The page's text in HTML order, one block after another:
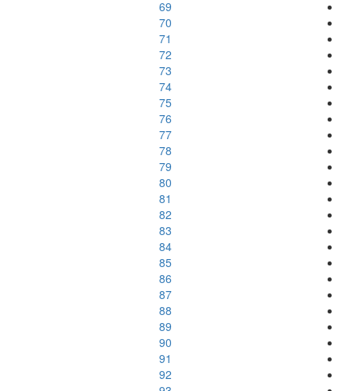
69
70
71
72
73
74
75
76
77
78
79
80
81
82
83
84
85
86
87
88
89
90
91
92